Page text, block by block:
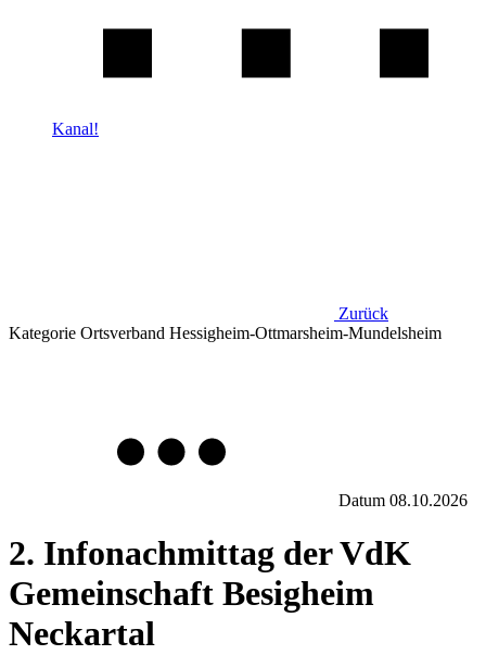
Kanal!
Zurück
Kategorie Ortsverband Hessigheim-Ottmarsheim-Mundelsheim
Datum 08.10.2026
2. Infonachmittag der VdK
Gemeinschaft Besigheim
Neckartal